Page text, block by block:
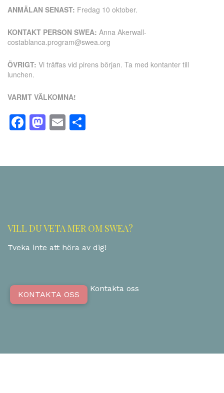
ANMÄLAN SENAST: Fredag 10 oktober.
KONTAKT PERSON SWEA: Anna Akerwall-
costablanca.program@swea.org
ÖVRIGT: Vi träffas vid pirens början. Ta med kontanter till
lunchen.
VARMT VÄLKOMNA!
Facebook
Mastodon
Email
VILL DU VETA MER OM SWEA?
Tveka inte att höra av dig!
KONTAKTA OSS
Kontakta oss